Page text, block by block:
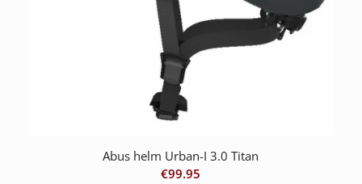
Abus helm Urban-I 3.0 Titan
€99.95